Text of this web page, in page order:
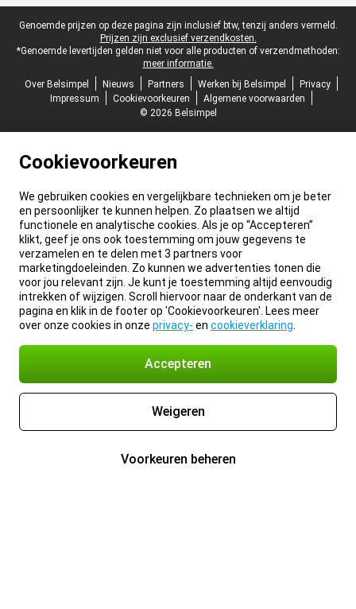
Juridische voettekst
Genoemde prijzen op deze pagina zijn inclusief btw, tenzij anders vermeld.
Prijzen zijn exclusief verzendkosten.
*Genoemde levertijden gelden niet voor alle producten of verzendmethoden:
meer informatie.
Over Belsimpel
Nieuws Partners Werken bij Belsimpel
Privacy
Impressum
Cookievoorkeuren
Algemene voorwaarden
© 2026 Belsimpel
Cookievoorkeuren
We gebruiken cookies en vergelijkbare technieken om je beter
en persoonlijker te kunnen helpen. Zo plaatsen we altijd
functionele en analytische cookies. Als je op “Accepteren”
klikt, geef je ons ook toestemming om jouw gegevens te
verzamelen en te delen met 3 partners voor
marketingdoeleinden. Zo kunnen we advertenties tonen die
voor jou relevant zijn. Je kunt je toestemming altijd eenvoudig
intrekken of wijzigen. Scroll hiervoor naar de onderkant van de
pagina en klik in de footer op 'Cookievoorkeuren'. Lees meer
over onze cookies in onze privacy- en cookieverklaring
Accepteren
Weigeren
Voorkeuren beheren